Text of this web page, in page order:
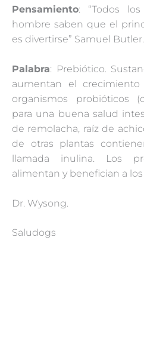
Pensamiento: “Todos
hombre saben que el
es divertirse” Samuel Butler.
Palabra: Prebiótico.
aumentan el
organismos probióticos
para una buena salud
de remolacha, raíz de
de otras plantas
llamada inulina. Los
alimentan y benefician a
Dr. Wysong.
Saludogs